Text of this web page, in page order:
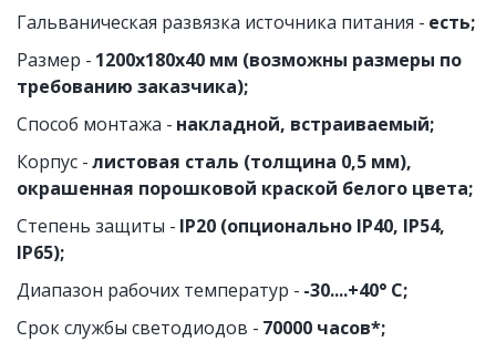
Гальваническая развязка источника питания - есть;
Размер - 1200х180х40 мм (возможны размеры по
требованию заказчика);
Способ монтажа - накладной, встраиваемый;
Корпус - листовая сталь (толщина 0,5 мм),
окрашенная порошковой краской белого цвета;
Степень защиты - IP20 (опционально IP40, IP54,
IP65);
Диапазон рабочих температур - -30....+40° C;
Срок службы светодиодов - 70000 часов*;